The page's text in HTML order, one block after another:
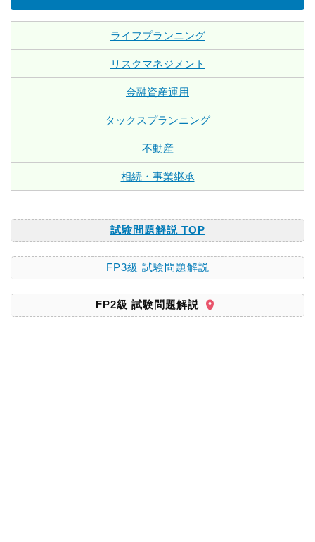
ライフプランニング
リスクマネジメント
金融資産運用
タックスプランニング
不動産
相続・事業継承
試験問題解説 TOP
FP3級 試験問題解説
FP2級 試験問題解説